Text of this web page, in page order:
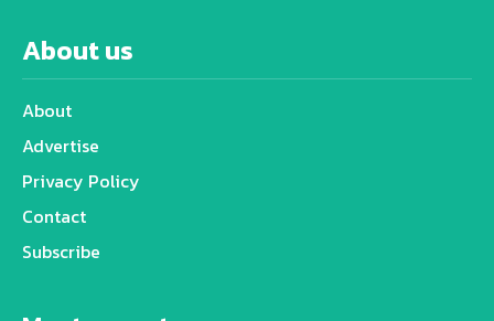
About us
About
Advertise
Privacy Policy
Contact
Subscribe